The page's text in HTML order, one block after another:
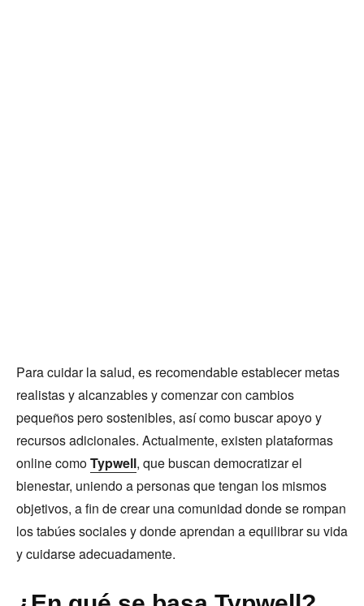
Para cuidar la salud, es recomendable establecer metas
realistas y alcanzables y comenzar con cambios
pequeños pero sostenibles, así como buscar apoyo y
recursos adicionales. Actualmente, existen plataformas
online comoTypwell, que buscan democratizar el
bienestar, uniendo a personas que tengan los mismos
objetivos, a fin de crear una comunidad donde se rompan
los tabúes sociales y donde aprendan a equilibrar su vida
y cuidarse adecuadamente.